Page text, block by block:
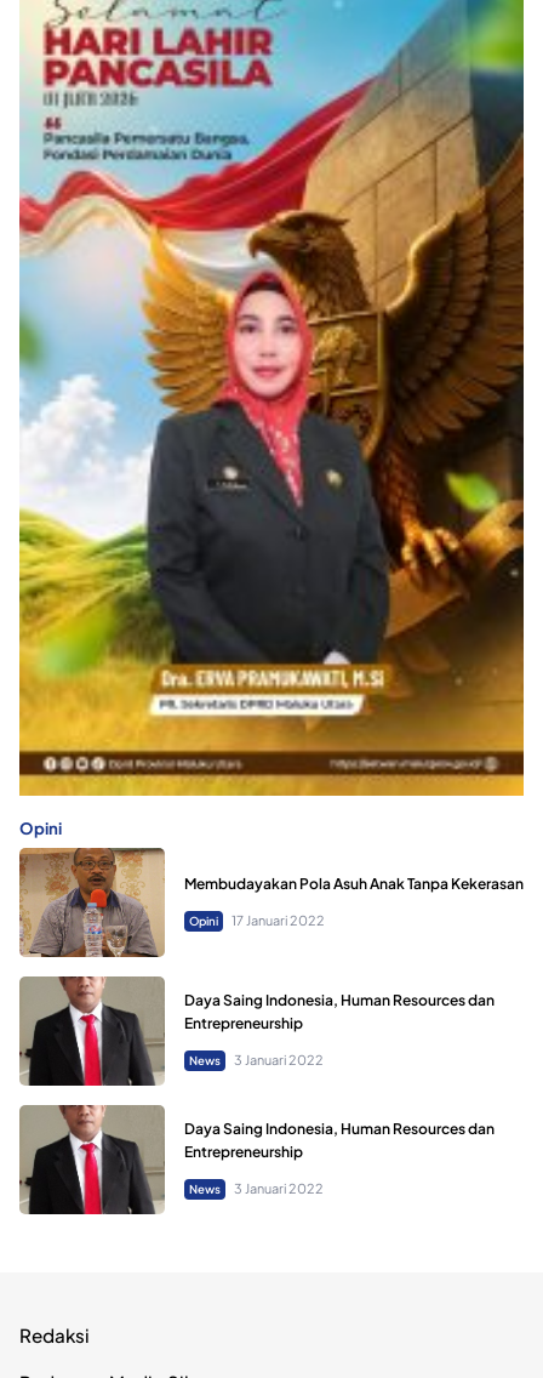
Opini
Membudayakan Pola Asuh Anak Tanpa Kekerasan
Opini 17 Januari 2022
Daya Saing Indonesia, Human Resources dan
Entrepreneurship
News 3 Januari 2022
Daya Saing Indonesia, Human Resources dan
Entrepreneurship
News 3 Januari 2022
Redaksi